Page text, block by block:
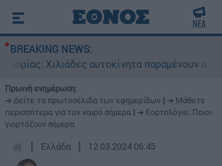
BREAKING NEWS:
Χιλιάδες αυτοκίνητα παραμένουν
Πρωινή ενημέρωση:
➔ Δείτε τα πρωτοσέλιδα των εφημερίδων
➔ Μάθετε
περισσότερα για τον καιρό σήμερα
➔ Εορτολόγιο: Ποιοι
γιορτάζουν σήμερα
┋ Ελλάδα ┋ 12.03.2024 06:45